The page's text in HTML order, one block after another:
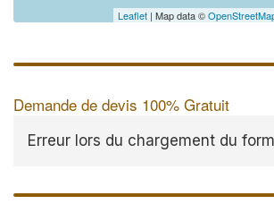
Leaflet | Map data ©
Demande de devis 100% Gratuit
Erreur lors du chargement du